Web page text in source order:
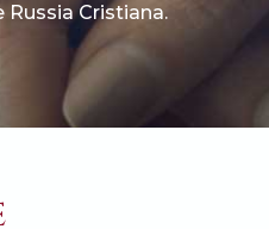
Cristiana.